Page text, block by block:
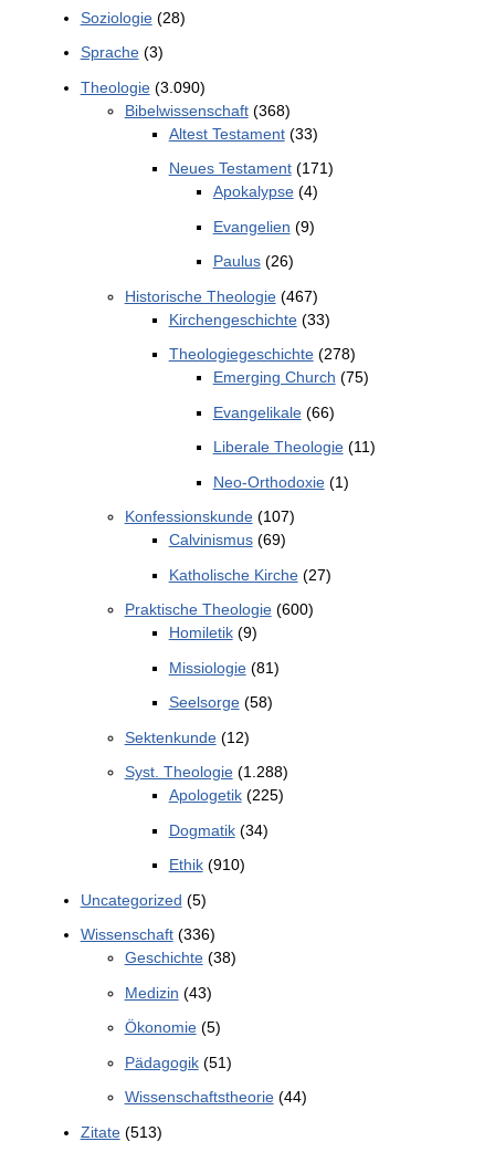
Soziologie(28)
Sprache(3)
Theologie(3.090)
Bibelwissenschaft(368)
Altest Testament(33)
Neues Testament(171)
Apokalypse(4)
Evangelien (9)
Paulus(26)
Historische Theologie(467)
Kirchengeschichte(33)
Theologiegeschichte(278)
Emerging Church (75)
Evangelikale(66)
Liberale Theologie(11)
Neo-Orthodoxie(1)
Konfessionskunde(107)
Calvinismus(69)
Katholische Kirche(27)
Praktische Theologie(600)
Homiletik(9)
Missiologie(81)
Seelsorge(58)
Sektenkunde(12)
Syst. Theologie(1.288)
Apologetik(225)
Dogmatik(34)
Ethik(910)
Uncategorized (5)
Wissenschaft(336)
Geschichte(38)
Medizin (43)
Ökonomie(5)
Pädagogik(51)
Wissenschaftstheorie(44)
Zitate(513)